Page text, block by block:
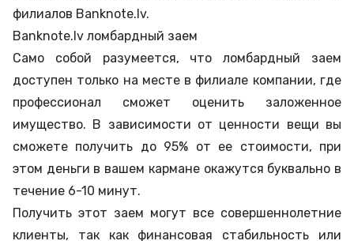
филиалов Banknote.lv.
Banknote.lv ломбардный заем
Само собой разумеется, что ломбардный заем
доступен только на месте в филиале компании, где
профессионал сможет оценить заложенное
имущество. В зависимости от ценности вещи вы
сможете получить до 95% от ее стоимости, при
этом деньги в вашем кармане окажутся буквально в
течение 6-10 минут.
Получить этот заем могут все совершеннолетние
клиенты, так как финансовая стабильность или